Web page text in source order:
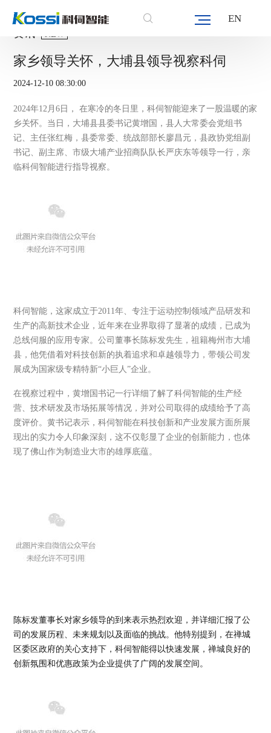
EN
资讯 NEW
家乡领导关怀，大埔县领导视察科伺
2024-12-10 08:30:00
2024年12月6日，
在寒冷的冬日里，科伺智能迎来了一股温暖的家
乡关怀。当日，大埔县县委书记黄增国，县人大常委会党组书
记、主任张红梅，县委常委、统战部部长廖昌元，县政协党组副
书记、副主席、市级大埔产业招商队队长严庆东等领导一行，亲
临科伺智能进行指导视察。
科伺智能，这家成立于2011年、专注于运动控制领域产品研发和
生产的高新技术企业，近年来在业界取得了显著的成绩，已成为
总线伺服的应用专家。公司董事长陈标发先生，祖籍梅州市大埔
县，他凭借着对科技创新的执着追求和卓越领导力，带领公司发
展成为国家级专精特新“小巨人”企业。
在视察过程中，黄增国书记一行详细了解了科伺智能的生产经
营、技术研发及市场拓展等情况，并对公司取得的成绩给予了高
度评价。黄书记表示，科伺智能在科技创新和产业发展方面所展
现出的实力令人印象深刻，这不仅彰显了企业的创新能力，也体
现了佛山作为制造业大市的雄厚底蕴。
陈标发董事长对家乡领导的到来表示热烈欢迎，并详细汇报了公
司的发展历程、未来规划以及面临的挑战。他特别提到，在禅城
区委区政府的关心支持下，科伺智能得以快速发展，禅城良好的
创新氛围和优惠政策为企业提供了广阔的发展空间。